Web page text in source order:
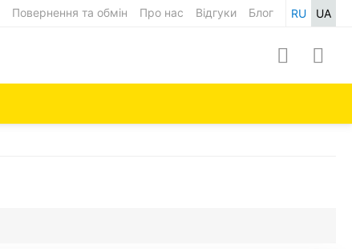
RU UA
Повернення та обмін Про нас Відгуки
Блог